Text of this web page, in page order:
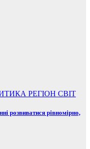
РЕГІОН СВІТ
розвиватися рівномірно,